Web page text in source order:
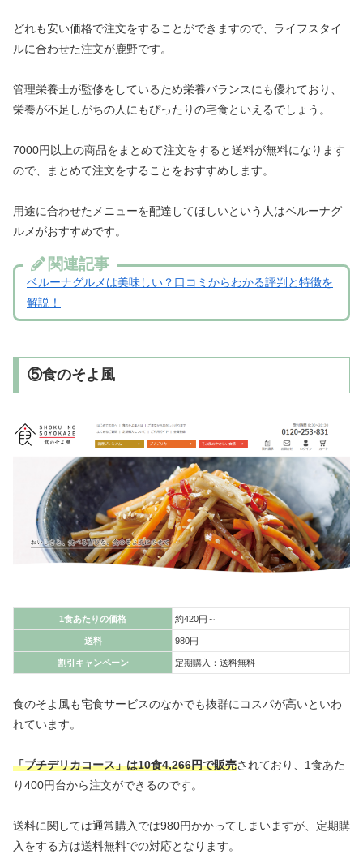
どれも安い価格で注文をすることができますので、ライフスタイ
ルに合わせた注文が鹿野です。
管理栄養士が監修をしているため栄養バランスにも優れており、
栄養が不足しがちの人にもぴったりの宅食といえるでしょう。
7000円以上の商品をまとめて注文をすると送料が無料になります
ので、まとめて注文をすることをおすすめします。
用途に合わせたメニューを配達してほしいという人はベルーナグ
ルメがおすすめです。
関連記事
ベルーナグルメは美味しい？口コミからわかる評判と特徴を
解説！
⑤食のそよ風
1食あたりの価格 約420円～
送料 980円
割引キャンペーン 定期購入：送料無料
食のそよ風も宅食サービスのなかでも抜群にコスパが高いといわ
れています。
「プチデリカコース」は10食4,266円で販売されており、1食あた
り400円台から注文ができるのです。
送料に関しては通常購入では980円かかってしまいますが、定期購
入をする方は送料無料での対応となります。